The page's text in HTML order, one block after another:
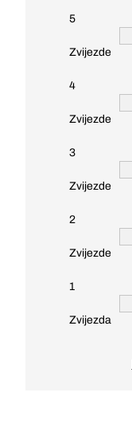
5
Zvijezde
4
Zvijezde
3
Zvijezde
2
Zvijezde
1
Zvijezda